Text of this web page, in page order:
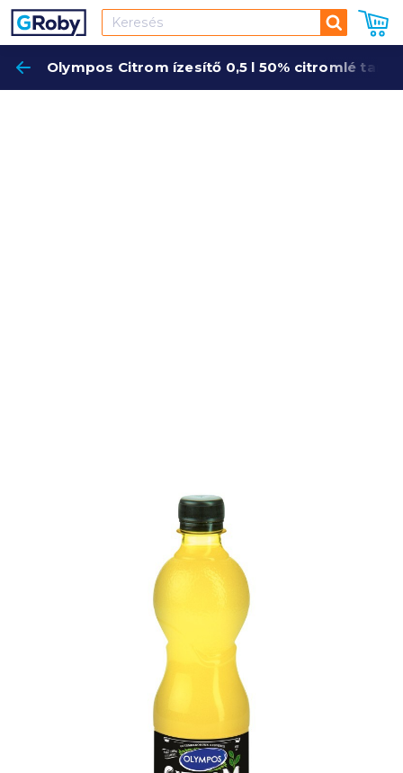
Keresés
Olympos Citrom ízesítő 0,5 l 50% citromlé